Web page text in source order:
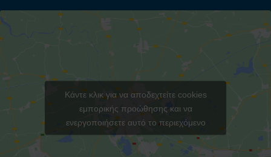
Κάντε κλικ για να αποδεχτείτε cookies
εμπορικής προώθησης και να
ενεργοποιήσετε αυτό το περιεχόμενο